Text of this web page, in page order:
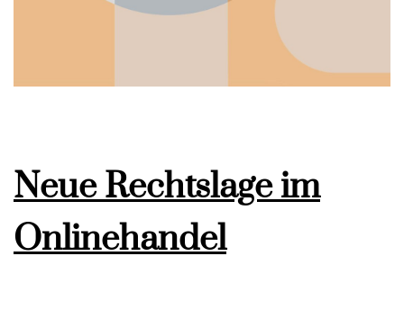
Neue Rechtslage im
Onlinehandel